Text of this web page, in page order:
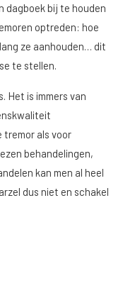
dagboek bij te houden
optreden: hoe
ze aanhouden… dit
te stellen.
Het is immers van
tremor als voor
behandelingen,
kan men al heel
dus niet en schakel